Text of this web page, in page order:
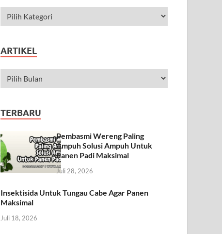
ARTIKEL
TERBARU
Pembasmi Wereng Paling
Ampuh Solusi Ampuh Untuk
Panen Padi Maksimal
Juli 28, 2026
Insektisida Untuk Tungau Cabe Agar Panen
Maksimal
Juli 18, 2026